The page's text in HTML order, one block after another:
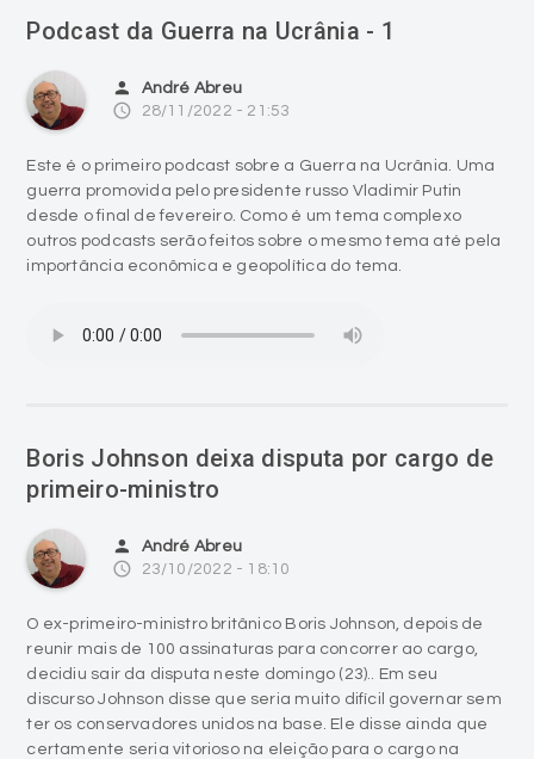
Podcast da Guerra na Ucrânia - 1
person André Abreu
access_time 28/11/2022 - 21:53
Este é o primeiro podcast sobre a Guerra na Ucrânia. Uma
guerra promovida pelo presidente russo Vladimir Putin
desde o final de fevereiro. Como é um tema complexo
outros podcasts serão feitos sobre o mesmo tema até pela
importância econômica e geopolítica do tema.
Boris Johnson deixa disputa por cargo de
primeiro-ministro
person André Abreu
access_time 23/10/2022 - 18:10
O ex-primeiro-ministro britânico Boris Johnson, depois de
reunir mais de 100 assinaturas para concorrer ao cargo,
decidiu sair da disputa neste domingo (23).. Em seu
discurso Johnson disse que seria muito difícil governar sem
ter os conservadores unidos na base. Ele disse ainda que
certamente seria vitorioso na eleição para o cargo na